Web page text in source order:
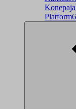
Platform6